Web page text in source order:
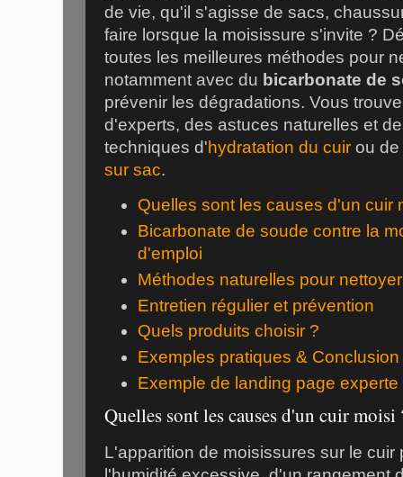
de vie, qu'il s'agisse de sacs,
faire lorsque la moisissure s'invite ?
toutes les meilleures méthodes pour
notamment avec du bicarbonate de
prévenir les dégradations. Vous
d'experts, des astuces naturelles et
techniques d'hydratation du cuir ou de
sur sac.
Quelles sont les causes d'un cuir
Bicarbonate de soude contre la
d'emploi
Méthodes naturelles pour
Entretien régulier et prévention
Quels produits choisir ?
Exemples pratiques & Conclusion
Exemple de landing page experte
Quelles sont les causes d'un cuir moisi
L'apparition de moisissures sur le